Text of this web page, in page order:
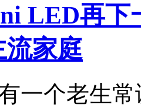
LED再下
家庭
一个老生